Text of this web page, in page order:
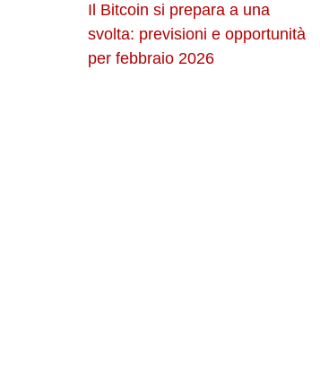
Il Bitcoin si prepara a una
svolta: previsioni e opportunità
per febbraio 2026